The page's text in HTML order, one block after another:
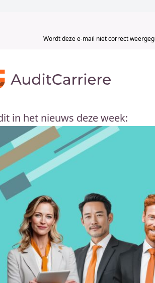
Wordt deze e-mail niet correct
in het nieuws deze week: